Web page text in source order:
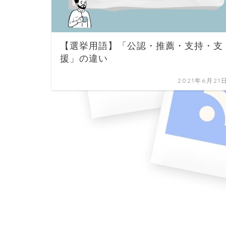
【選挙用語】「公認・推薦・支持・支
援」の違い
2021年6月21